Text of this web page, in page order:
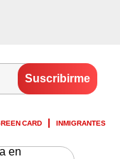
CARD INMIGRANTES
en